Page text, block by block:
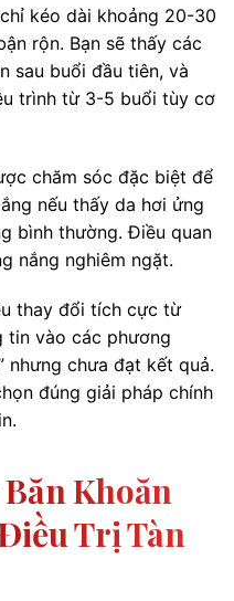
kéo dài khoảng 20-30
rộn. Bạn sẽ thấy các
sau buổi đầu tiên, và
trình từ 3-5 buổi tùy cơ
chăm sóc đặc biệt để
nếu thấy da hơi ửng
bình thường. Điều quan
nắng nghiêm ngặt.
thay đổi tích cực từ
tin vào các phương
nhưng chưa đạt kết quả.
đúng giải pháp chính
Khoăn
Trị Tàn